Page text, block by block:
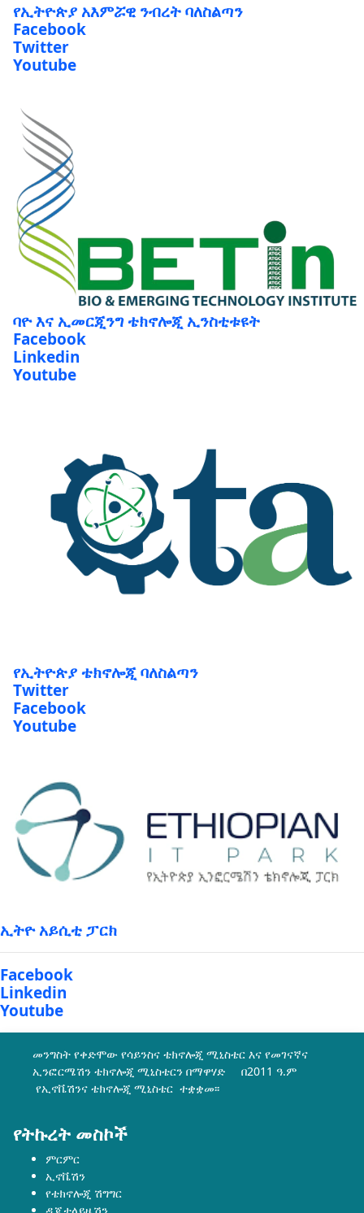
የኢትዮጵያ አእምሯዊ ንብረት ባለስልጣን
Facebook
Twitter
Youtube
ባዮ እና ኢመርጂንግ ቴክኖሎጂ ኢንስቲቱዩት
Facebook
Linkedin
Youtube
የኢትዮጵያ ቴክኖሎጂ ባለስልጣን
Twitter
Facebook
Youtube
ኢትዮ አይሲቲ ፓርክ
Facebook
Linkedin
Youtube
መንግስት የቀድሞው የሳይንስና ቴክኖሎጂ ሚኒስቴር እና የመገናኛና
ኢንፎርሜሽን ቴክኖሎጂ ሚኒስቴርን በማዋሃድ በ2011 ዓ.ም
የኢኖቬሽንና ቴክኖሎጂ ሚኒስቴር ተቋቋመ፡፡
የትኩረት መስኮች
ምርምር
ኢኖቬሽን
የቴክኖሎጂ ሽግግር